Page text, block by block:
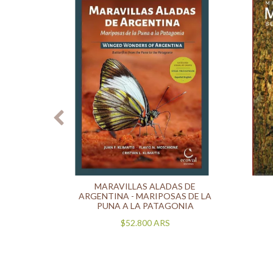
MARAVILLAS ALADAS DE
ARGENTINA - MARIPOSAS DE LA
PUNA A LA PATAGONIA
$52.800ARS